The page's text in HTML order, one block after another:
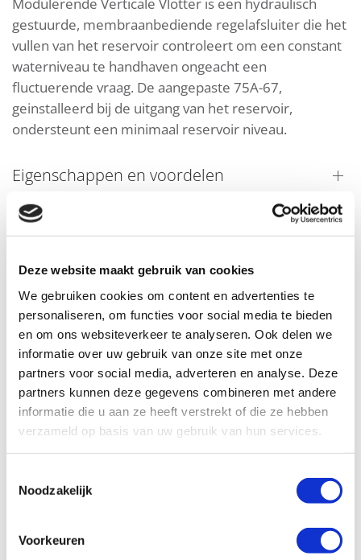
Deze website maakt gebruik van cookies
We gebruiken cookies om content en advertenties te
personaliseren, om functies voor social media te bieden
en om ons websiteverkeer te analyseren. Ook delen we
informatie over uw gebruik van onze site met onze
partners voor social media, adverteren en analyse. Deze
partners kunnen deze gegevens combineren met andere
informatie die u aan ze heeft verstrekt of die ze hebben
verzameld op basis van uw gebruik van hun services.
Noodzakelijk
Voorkeuren
Modulerende Verticale Vlotter is een hydraulisch
gestuurde, membraanbediende regelafsluiter die het
vullen van het reservoir controleert om een constant
waterniveau te handhaven ongeacht een
fluctuerende vraag. De aangepaste 75A-67,
geinstalleerd bij de uitgang van het reservoir,
ondersteunt een minimaal reservoir niveau.
Eigenschappen en voordelen
Downloads